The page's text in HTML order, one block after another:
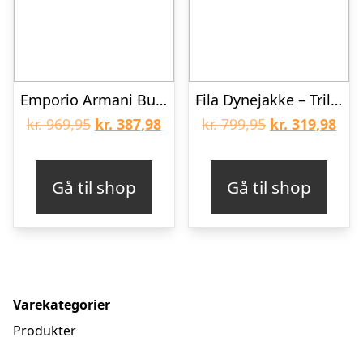
Emporio Armani Bukser – Sort m. Hvid
kr.969,95 Den
kr. 969,95.
kr. 387,98Den
kr. 387,98.
Gå til shop
Fila Dynejakke – Trilj – Cloud Dancer
kr.799,95 Den
kr. 799,95.
kr. 319,98Den
kr.
Gå til shop
Varekategorier
Produkter